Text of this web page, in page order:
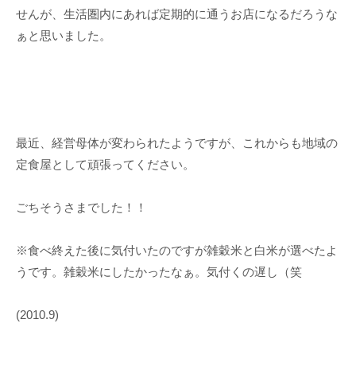
せんが、生活圏内にあれば定期的に通うお店になるだろうな
ぁと思いました。
最近、経営母体が変わられたようですが、これからも地域の
定食屋として頑張ってください。
ごちそうさまでした！！
※食べ終えた後に気付いたのですが雑穀米と白米が選べたよ
うです。雑穀米にしたかったなぁ。気付くの遅し（笑
(2010.9)